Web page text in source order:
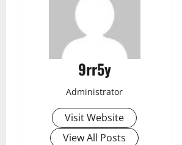
9rr5y
Administrator
Visit Website
View All Posts